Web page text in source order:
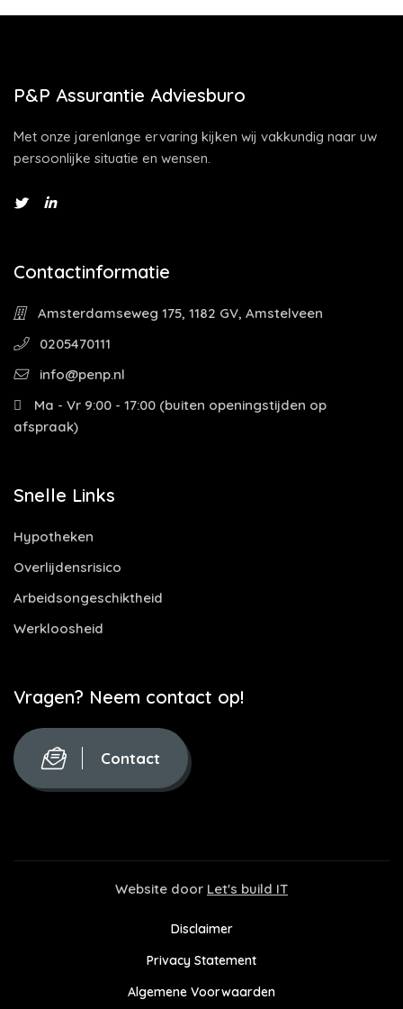
P&P Assurantie Adviesburo
Met onze jarenlange ervaring kijken wij vakkundig naar uw
persoonlijke situatie en wensen.
Contactinformatie
Amsterdamseweg 175, 1182 GV, Amstelveen
0205470111
info@penp.nl
Ma - Vr 9:00 - 17:00 (buiten openingstijden op
afspraak)
Snelle Links
Hypotheken
Overlijdensrisico
Arbeidsongeschiktheid
Werkloosheid
Vragen? Neem contact op!
Contact
Website door Let's build IT
Disclaimer
Privacy Statement
Algemene Voorwaarden